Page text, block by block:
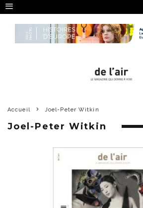
Accueil Joel-Peter Witkin
Joel-Peter Witkin